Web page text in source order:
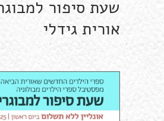
שעת סיפור
אורית גידלי